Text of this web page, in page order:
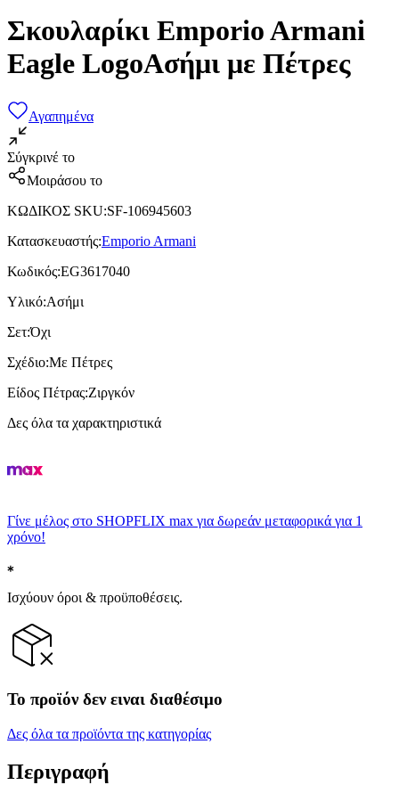
Σκουλαρίκι Emporio Armani
Eagle LogoΑσήμι με Πέτρες
Αγαπημένα
Σύγκρινέ το
Μοιράσου το
ΚΩΔΙΚΟΣ SKU:SF-106945603
Κατασκευαστής:Emporio Armani
Κωδικός:EG3617040
Υλικό:Ασήμι
Σετ:Όχι
Σχέδιο:Με Πέτρες
Είδος Πέτρας:Ζιργκόν
Δες όλα τα χαρακτηριστικά
Γίνε μέλος στο SHOPFLIX max για δωρεάν μεταφορικά για 1
χρόνο!
Ισχύουν όροι & προϋποθέσεις.
Το προϊόν δεν ειναι διαθέσιμο
Δες όλα τα προϊόντα της κατηγορίας
Περιγραφή